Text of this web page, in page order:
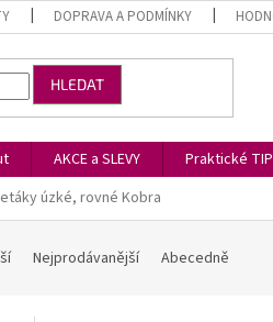
DOPRAVA A PODMÍNKY
HLEDAT
AKCE a SLEVY
Praktické
úzké, rovné Kobra
Nejprodávanější Abecedně